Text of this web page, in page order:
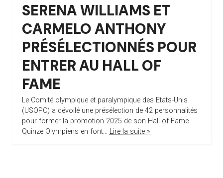
SERENA WILLIAMS ET
CARMELO ANTHONY
PRÉSÉLECTIONNÉS POUR
ENTRER AU HALL OF
FAME
Le Comité olympique et paralympique des Etats-Unis
(USOPC) a dévoilé une présélection de 42 personnalités
pour former la promotion 2025 de son Hall of Fame.
Quinze Olympiens en font... Lire la suite »